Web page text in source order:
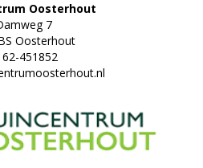
Oosterhout
7
Oosterhout
451852